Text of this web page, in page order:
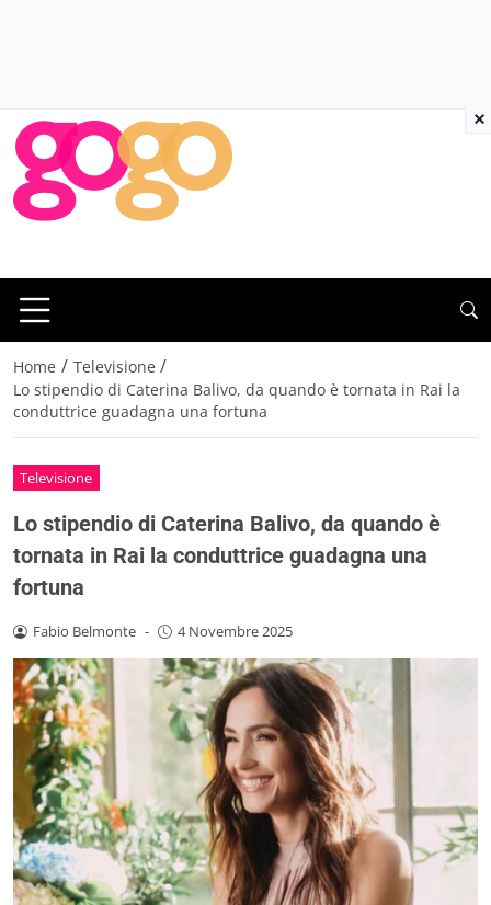
Home / Televisione /
Lo stipendio di Caterina Balivo, da quando è tornata in Rai la
conduttrice guadagna una fortuna
Televisione
Lo stipendio di Caterina Balivo, da quando è
tornata in Rai la conduttrice guadagna una
fortuna
Fabio Belmonte - 4 Novembre 2025
×